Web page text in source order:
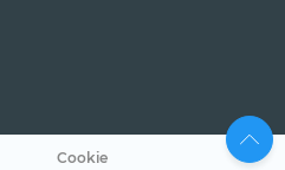
Cookie